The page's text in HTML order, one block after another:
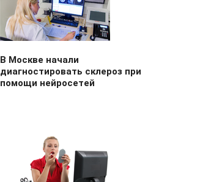
В Москве начали
диагностировать склероз при
помощи нейросетей